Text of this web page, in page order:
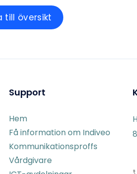
till översikt
Support
Hem
Få information om Indiveo
Kommunikationsproffs
Vårdgivare